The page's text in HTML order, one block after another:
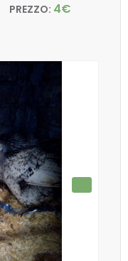
PREZZO: 4€